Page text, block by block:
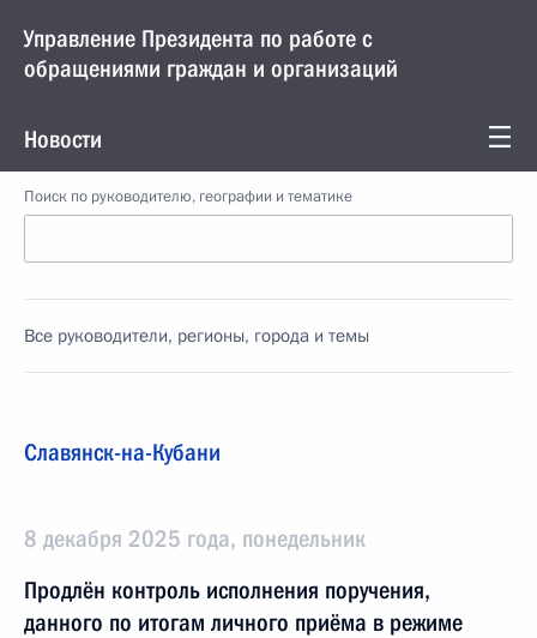
Управление Президента по работе с
обращениями граждан и организаций
Новости
Поиск по руководителю, географии и тематике
Все руководители, регионы, города и темы
Славянск-на-Кубани
8 декабря 2025 года, понедельник
Продлён контроль исполнения поручения,
данного по итогам личного приёма в режиме